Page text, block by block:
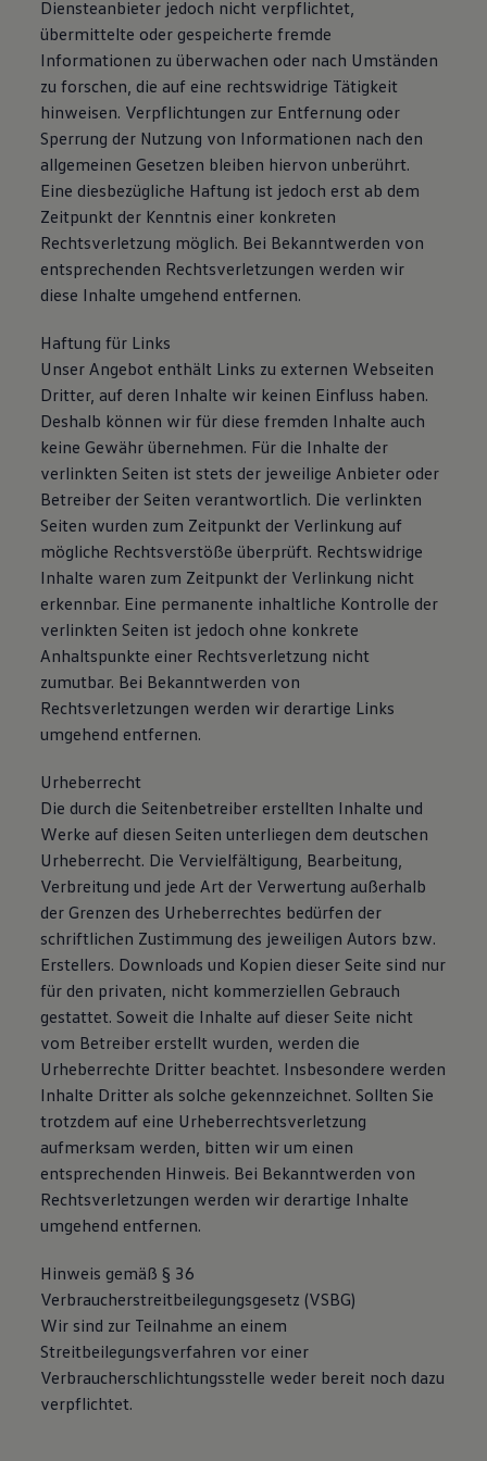
Magazin
Lifestyle
Transport
Familie
Elektromobilität
Volkswagen R
Pannen- und Unfallhilfe
Volkswagen Kundenbetreuung
Diensteanbieter jedoch nicht verpflichtet,
übermittelte oder gespeicherte fremde
Informationen zu überwachen oder nach Umständen
zu forschen, die auf eine rechtswidrige Tätigkeit
hinweisen. Verpflichtungen zur Entfernung oder
Sperrung der Nutzung von Informationen nach den
allgemeinen Gesetzen bleiben hiervon unberührt.
Eine diesbezügliche Haftung ist jedoch erst ab dem
Zeitpunkt der Kenntnis einer konkreten
Rechtsverletzung möglich. Bei Bekanntwerden von
entsprechenden Rechtsverletzungen werden wir
diese Inhalte umgehend entfernen.
Haftung für Links
Unser Angebot enthält Links zu externen Webseiten
Dritter, auf deren Inhalte wir keinen Einfluss haben.
Deshalb können wir für diese fremden Inhalte auch
keine Gewähr übernehmen. Für die Inhalte der
verlinkten Seiten ist stets der jeweilige Anbieter oder
Betreiber der Seiten verantwortlich. Die verlinkten
Seiten wurden zum Zeitpunkt der Verlinkung auf
mögliche Rechtsverstöße überprüft. Rechtswidrige
Inhalte waren zum Zeitpunkt der Verlinkung nicht
erkennbar. Eine permanente inhaltliche Kontrolle der
verlinkten Seiten ist jedoch ohne konkrete
Anhaltspunkte einer Rechtsverletzung nicht
zumutbar. Bei Bekanntwerden von
Rechtsverletzungen werden wir derartige Links
umgehend entfernen.
Urheberrecht
Die durch die Seitenbetreiber erstellten Inhalte und
Werke auf diesen Seiten unterliegen dem deutschen
Urheberrecht. Die Vervielfältigung, Bearbeitung,
Verbreitung und jede Art der Verwertung außerhalb
der Grenzen des Urheberrechtes bedürfen der
schriftlichen Zustimmung des jeweiligen Autors bzw.
Erstellers. Downloads und Kopien dieser Seite sind nur
für den privaten, nicht kommerziellen Gebrauch
gestattet. Soweit die Inhalte auf dieser Seite nicht
vom Betreiber erstellt wurden, werden die
Urheberrechte Dritter beachtet. Insbesondere werden
Inhalte Dritter als solche gekennzeichnet. Sollten Sie
trotzdem auf eine Urheberrechtsverletzung
aufmerksam werden, bitten wir um einen
entsprechenden Hinweis. Bei Bekanntwerden von
Rechtsverletzungen werden wir derartige Inhalte
umgehend entfernen.
Hinweis gemäß § 36
Verbraucherstreitbeilegungsgesetz (VSBG)
Wir sind zur Teilnahme an einem
Streitbeilegungsverfahren vor einer
Verbraucherschlichtungsstelle weder bereit noch dazu
verpflichtet.